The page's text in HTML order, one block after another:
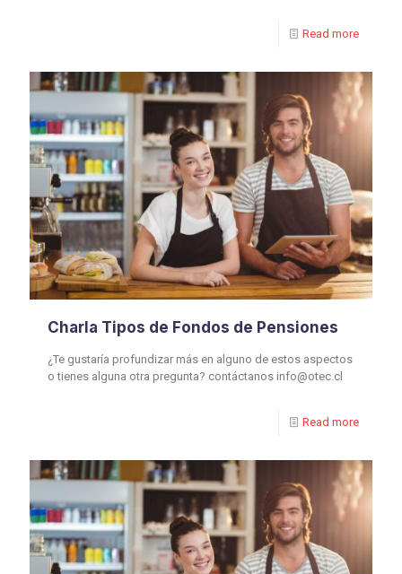
Read more
Charla Tipos de Fondos de Pensiones
¿Te gustaría profundizar más en alguno de estos aspectos
o tienes alguna otra pregunta? contáctanos info@otec.cl
Read more